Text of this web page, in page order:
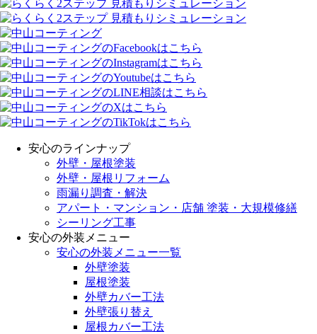
安心のラインナップ
外壁・屋根塗装
外壁・屋根リフォーム
雨漏り調査・解決
アパート・マンション・店舗 塗装・大規模修繕
シーリング工事
安心の外装メニュー
安心の外装メニュー一覧
外壁塗装
屋根塗装
外壁カバー工法
外壁張り替え
屋根カバー工法